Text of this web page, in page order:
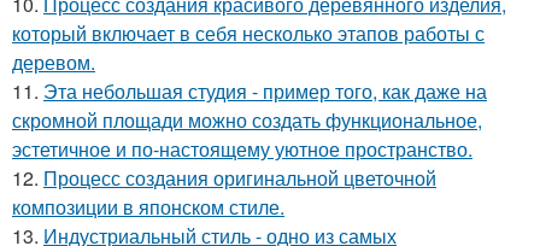
который включает в себя несколько этапов работы с
деревом.
11. Эта небольшая студия - пример того, как даже на
скромной площади можно создать функциональное,
эстетичное и по-настоящему уютное пространство.
12. Процесс создания оригинальной цветочной
композиции в японском стиле.
13. Индустриальный стиль - одно из самых